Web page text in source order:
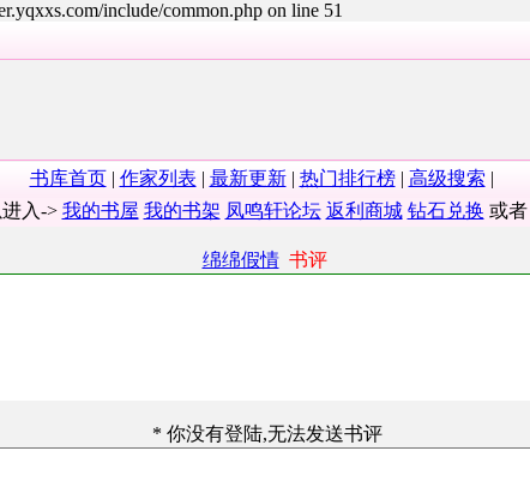
include/common.php on line 51
书库首页| 作家列表 | 最新更新| 热门排行榜| 高级搜索 |
入-> 我的书屋 我的书架 凤鸣轩论坛 返利商城 钻石兑换 或
绵绵假情书评
* 你没有登陆,无法发送书评